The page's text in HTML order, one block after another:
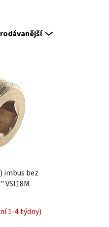
imbus bez
osazení R 1/8" VSI18M
1-4 týdny)